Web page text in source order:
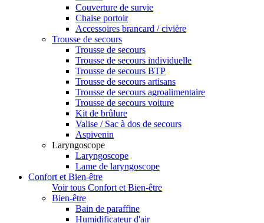
Couverture de survie
Chaise portoir
Accessoires brancard / civière
Trousse de secours
Trousse de secours
Trousse de secours individuelle
Trousse de secours BTP
Trousse de secours artisans
Trousse de secours agroalimentaire
Trousse de secours voiture
Kit de brûlure
Valise / Sac à dos de secours
Aspivenin
Laryngoscope
Laryngoscope
Lame de laryngoscope
Confort et Bien-être
Voir tous Confort et Bien-être
Bien-être
Bain de paraffine
Humidificateur d'air